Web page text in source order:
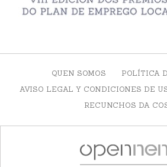
QUEN SOMOS
POLÍTICA
AVISO LEGAL Y CONDICIONES DE
RECUNCHOS DA